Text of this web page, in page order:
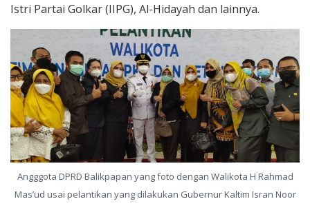
Istri Partai Golkar (IIPG), Al-Hidayah dan lainnya.
Angggota DPRD Balikpapan yang foto dengan Walikota H Rahmad
Mas’ud usai pelantikan yang dilakukan Gubernur Kaltim Isran Noor